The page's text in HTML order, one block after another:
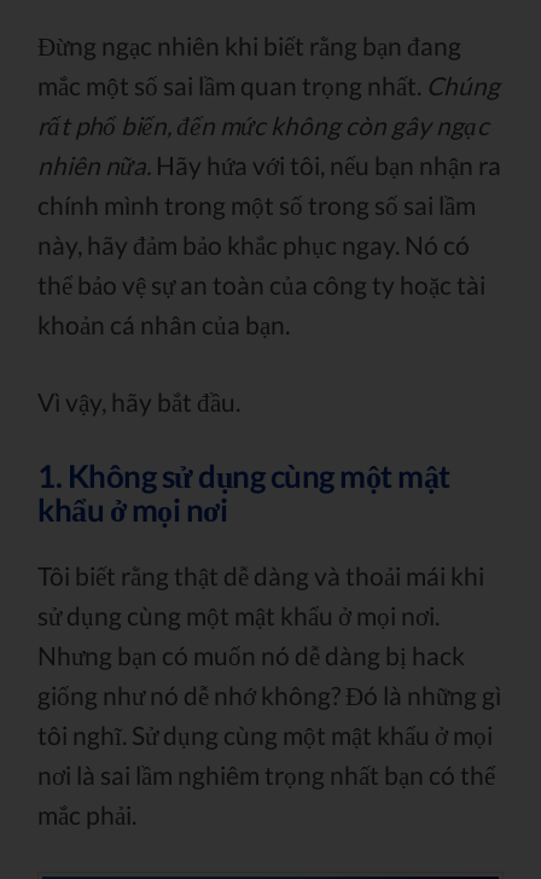
Đừng ngạc nhiên khi biết rằng bạn đang
mắc một số sai lầm quan trọng nhất. Chúng
rất phổ biến, đến mức không còn gây ngạc
nhiên nữa. Hãy hứa với tôi, nếu bạn nhận ra
chính mình trong một số trong số sai lầm
này, hãy đảm bảo khắc phục ngay. Nó có
thể bảo vệ sự an toàn của công ty hoặc tài
khoản cá nhân của bạn.
Vì vậy, hãy bắt đầu.
1. Không sử dụng cùng một mật
khẩu ở mọi nơi
Tôi biết rằng thật dễ dàng và thoải mái khi
sử dụng cùng một mật khẩu ở mọi nơi.
Nhưng bạn có muốn nó dễ dàng bị hack
giống như nó dễ nhớ không? Đó là những gì
tôi nghĩ. Sử dụng cùng một mật khẩu ở mọi
nơi là sai lầm nghiêm trọng nhất bạn có thể
mắc phải.